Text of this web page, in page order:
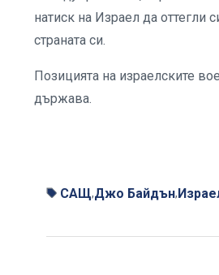
натиск на Израел да оттегли
страната си.
Позицията на израелските
държава.
САЩ,Джо Байдън,